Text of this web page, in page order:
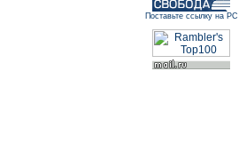
Поставьте ссылку на РС